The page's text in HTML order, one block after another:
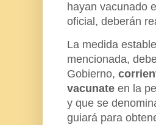
hayan vacunado
oficial, deberán
La medida
mencionada,
Gobierno,
vacunate en la
y que se
guiará para